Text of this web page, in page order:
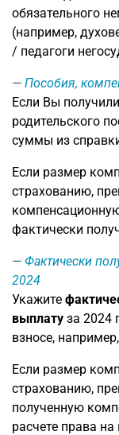
обязательного
(например,
/ педагоги
Пособия,
Если Вы
родительского
суммы из
Если размер
страхованию,
фактически
Фактически
2024
Укажите
выплату за 2024
взносе,
Если размер
страхованию,
полученную
расчете права на